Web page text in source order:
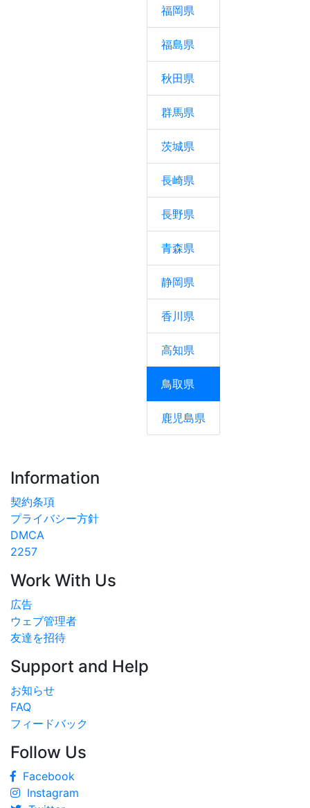
福岡県
福島県
秋田県
群馬県
茨城県
長崎県
長野県
青森県
静岡県
香川県
高知県
鳥取県
鹿児島県
Information
契約条項
プライバシー方針
DMCA
2257
Work With Us
広告
ウェブ管理者
友達を招待
Support and Help
お知らせ
FAQ
フィードバック
Follow Us
Facebook
Instagram